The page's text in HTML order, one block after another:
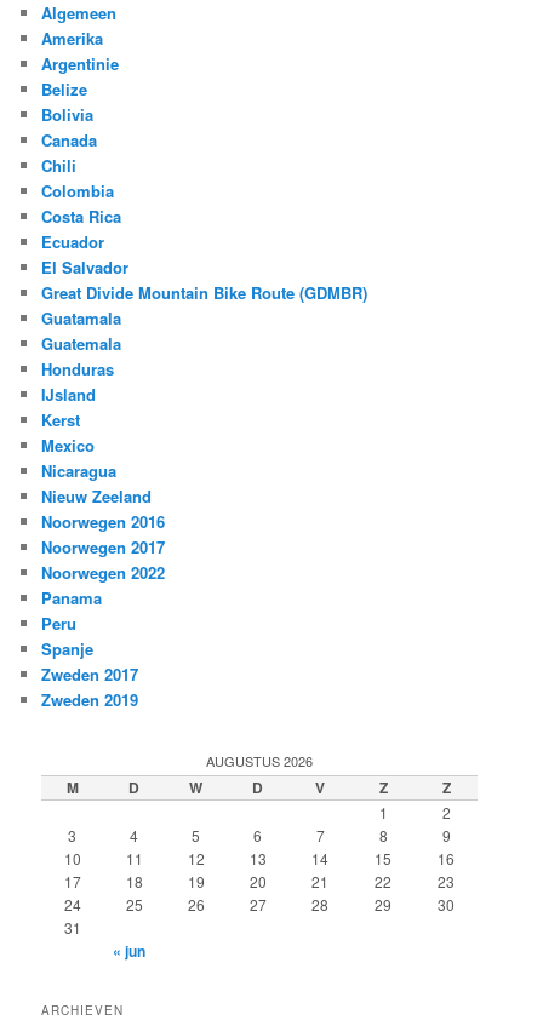
Algemeen
Amerika
Argentinie
Belize
Bolivia
Canada
Chili
Colombia
Costa Rica
Ecuador
El Salvador
Great Divide Mountain Bike Route (GDMBR)
Guatamala
Guatemala
Honduras
IJsland
Kerst
Mexico
Nicaragua
Nieuw Zeeland
Noorwegen 2016
Noorwegen 2017
Noorwegen 2022
Panama
Peru
Spanje
Zweden 2017
Zweden 2019
AUGUSTUS 2026
M D W D V Z Z
1
2
3
4 5 6 7 8
9
10
11 12 13 14 15
16
17
18 19 20 21 22
23
24
25 26 27 28 29
30
31
« jun
ARCHIEVEN